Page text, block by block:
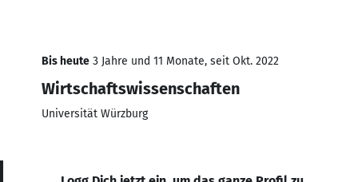
Bis heute 3 Jahre und 11 Monate, seit Okt. 2022
Wirtschaftswissenschaften
Universität Würzburg